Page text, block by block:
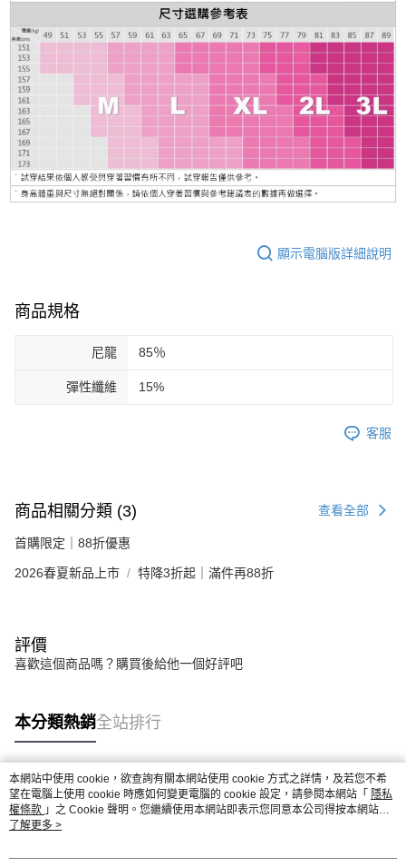
顯示電腦版詳細說明
商品規格
尼龍 85％
彈性纖維 15%
客服
商品相關分類 (3) 查看全部
首購限定｜88折優惠
2026春夏新品上市 特降3折起｜滿件再88折
評價
喜歡這個商品嗎？購買後給他一個好評吧
本分類熱銷全站排行
熱門標籤
本網站中使用 cookie，欲查詢有關本網站使用 cookie 方式之詳情，及若您不希
望在電腦上使用 cookie 時應如何變更電腦的 cookie 設定，請參閱本網站「 隱私
權條款 」之 Cookie 聲明。您繼續使用本網站即表示您同意本公司得按本網站使
用條款之 Cookie 聲明使用 cookie。
了解更多 >